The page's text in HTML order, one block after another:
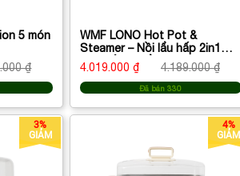
5 món
₫
WMF LONO Hot Pot &
Steamer – Nồi lẩu hấp 2in1
cao cấp chuẩn Đức
4.019.000 ₫ 4.189.000 ₫
Đã bán 330
3%
GIẢM
4%
GIẢM